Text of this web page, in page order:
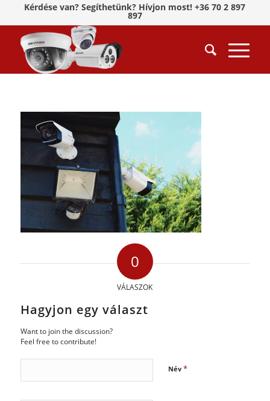
Kérdése van? Segíthetünk? Hívjon most! +36 70 2 897
897
0
VÁLASZOK
Hagyjon egy választ
Want to join the discussion?
Feel free to contribute!
Név *